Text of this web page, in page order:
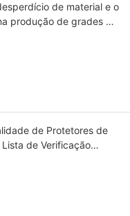
de material e o
produção de grades de
de Protetores de
de Verificação